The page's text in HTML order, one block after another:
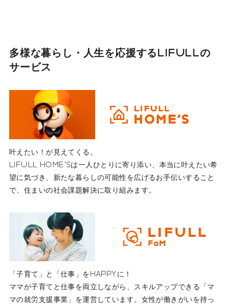
多様な暮らし・人生を応援するLIFULLの
サービス
叶えたい！が見えてくる。
LIFULL HOME'Sは一人ひとりに寄り添い、本当に叶えたい希
望に気づき、新たな暮らしの可能性を広げるお手伝いすること
で、住まいの社会課題解決に取り組みます。
「子育て」と「仕事」をHAPPYに！
ママが子育てと仕事を両立しながら、スキルアップできる「マ
マの就労支援事業」を運営しています。女性が働きがいを持っ